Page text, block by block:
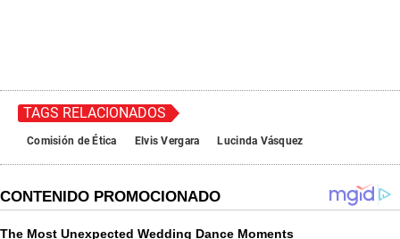
TAGS RELACIONADOS
Comisión de Ética Elvis Vergara Lucinda Vásquez